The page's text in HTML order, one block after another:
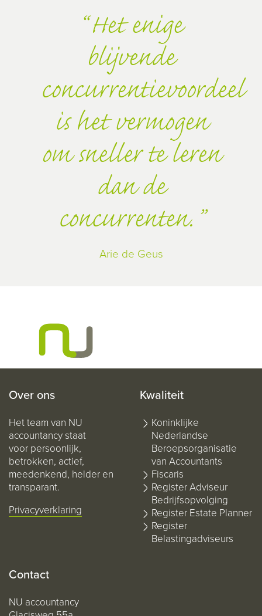
Het enige
blijvende
concurrentievoordeel
is het vermogen
om sneller te leren
dan de
concurrenten.
Arie de Geus
Over ons
Het team van NU
accountancy staat
voor persoonlijk,
betrokken, actief,
meedenkend, helder en
transparant.
Privacyverklaring
Kwaliteit
Koninklijke
Nederlandse
Beroepsorganisatie
van Accountants
Fiscaris
Register Adviseur
Bedrijfsopvolging
Register Estate Planner
Register
Belastingadviseurs
Contact
NU accountancy